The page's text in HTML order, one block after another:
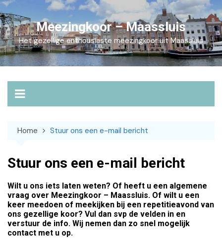
Skip
to
content
Meezingkoor – Maassluis
Het gezellige enthousiaste meezingkoor uit Maassluis
Home Stuur ons een e-mail bericht
Stuur ons een e-mail bericht
Wilt u ons iets laten weten? Of heeft u een algemene
vraag over Meezingkoor – Maassluis. Of wilt u een
keer meedoen of meekijken bij een repetitieavond van
ons gezellige koor? Vul dan svp de velden in en
verstuur de info. Wij nemen dan zo snel mogelijk
contact met u op.